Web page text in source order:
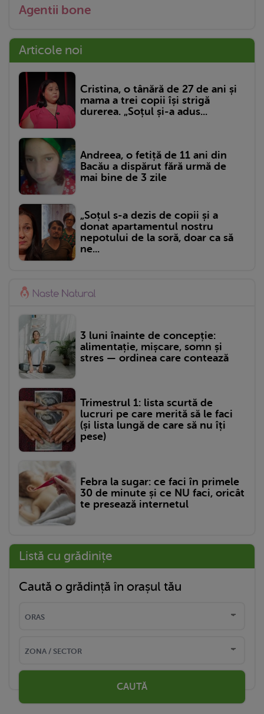
Agentii bone
Articole noi
Cristina, o tânără de 27 de ani și
mama a trei copii își strigă
durerea. „Soțul și-a adus...
Andreea, o fetiță de 11 ani din
Bacău a dispărut fără urmă de
mai bine de 3 zile
„Soțul s-a dezis de copii și a
donat apartamentul nostru
nepotului de la soră, doar ca să
ne...
3 luni înainte de concepție:
alimentație, mișcare, somn și
stres — ordinea care contează
Trimestrul 1: lista scurtă de
lucruri pe care merită să le faci
(și lista lungă de care să nu îți
pese)
Febra la sugar: ce faci în primele
30 de minute și ce NU faci, oricât
te presează internetul
Listă cu grădinițe
Caută o grădință în orașul tău
CAUTĂ